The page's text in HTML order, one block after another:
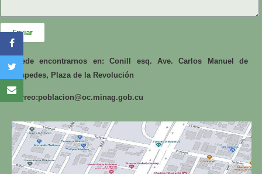
Enviar
Puede encontrarnos en: Conill esq. Ave. Carlos Manuel de
Céspedes, Plaza de la Revolución
Correo:poblacion@oc.minag.gob.cu